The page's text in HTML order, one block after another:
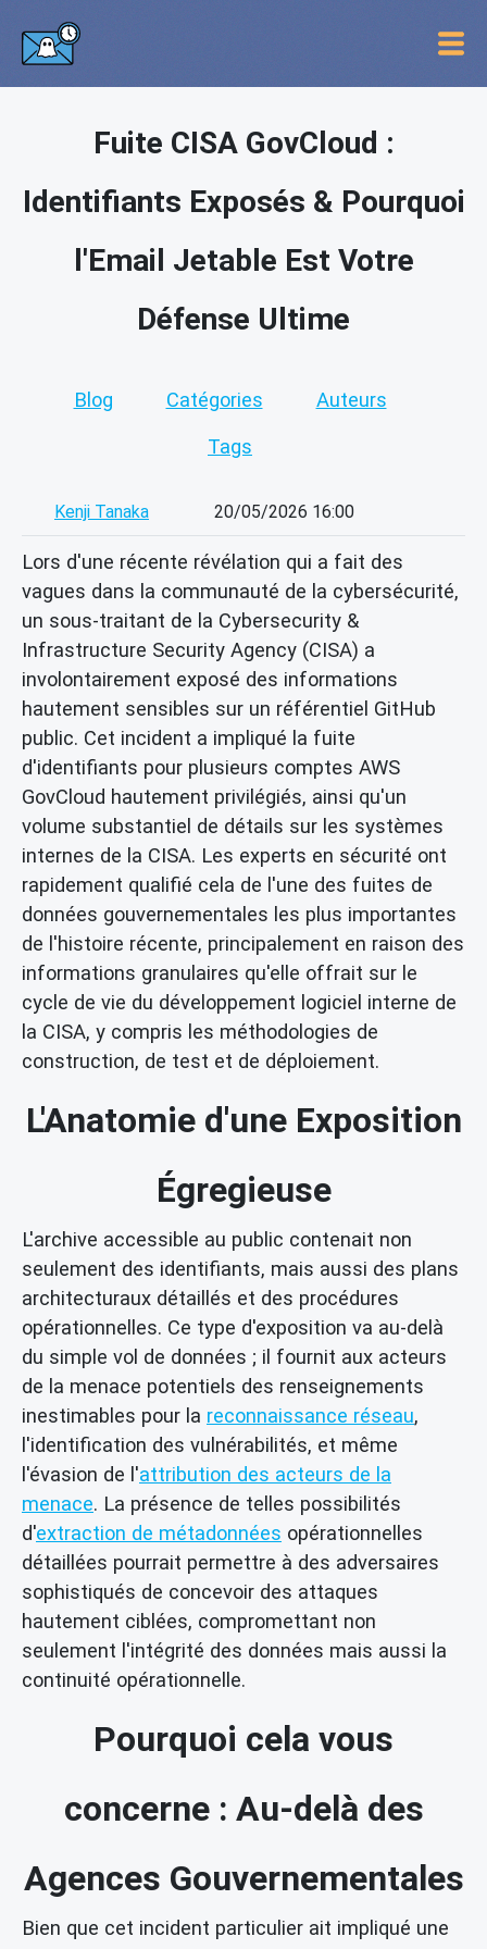
Fuite CISA GovCloud :
Identifiants Exposés & Pourquoi
l'Email Jetable Est Votre
Défense Ultime
Blog Catégories Auteurs
Tags
Kenji Tanaka 20/05/2026 16:00
Lors d'une récente révélation qui a fait des
vagues dans la communauté de la cybersécurité,
un sous-traitant de la Cybersecurity &
Infrastructure Security Agency (CISA) a
involontairement exposé des informations
hautement sensibles sur un référentiel GitHub
public. Cet incident a impliqué la fuite
d'identifiants pour plusieurs comptes AWS
GovCloud hautement privilégiés, ainsi qu'un
volume substantiel de détails sur les systèmes
internes de la CISA. Les experts en sécurité ont
rapidement qualifié cela de l'une des fuites de
données gouvernementales les plus importantes
de l'histoire récente, principalement en raison des
informations granulaires qu'elle offrait sur le
cycle de vie du développement logiciel interne de
la CISA, y compris les méthodologies de
construction, de test et de déploiement.
L'Anatomie d'une Exposition
Égregieuse
L'archive accessible au public contenait non
seulement des identifiants, mais aussi des plans
architecturaux détaillés et des procédures
opérationnelles. Ce type d'exposition va au-delà
du simple vol de données ; il fournit aux acteurs
de la menace potentiels des renseignements
inestimables pour la reconnaissance réseau,
l'identification des vulnérabilités, et même
l'évasion de l'attribution des acteurs de la
menace. La présence de telles possibilités
d'extraction de métadonnées opérationnelles
détaillées pourrait permettre à des adversaires
sophistiqués de concevoir des attaques
hautement ciblées, compromettant non
seulement l'intégrité des données mais aussi la
continuité opérationnelle.
Pourquoi cela vous
concerne : Au-delà des
Agences Gouvernementales
Bien que cet incident particulier ait impliqué une